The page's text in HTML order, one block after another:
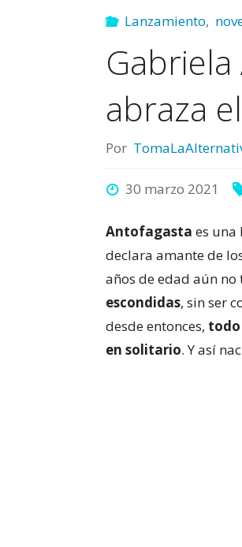
Lanzamiento,
abraza
Por
30 marzo 2021
Antofagasta es
declara amante de
años de edad aún
escondidas, sin ser
desde entonces,
en solitario. Y así